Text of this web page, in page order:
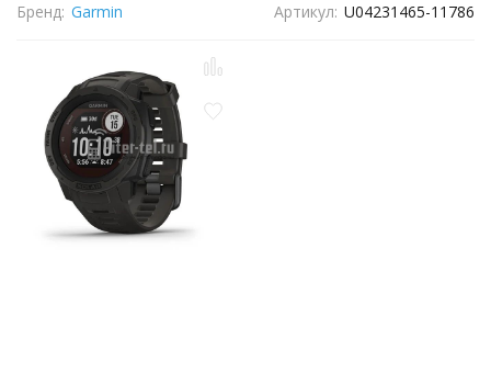
Бренд: Garmin Артикул: U04231465-11786